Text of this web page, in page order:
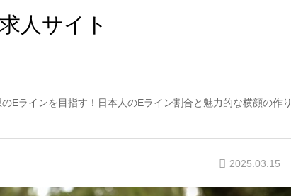
人サイト
のEラインを目指す！日本人のEライン割合と魅力的な横顔の作
2025.03.15